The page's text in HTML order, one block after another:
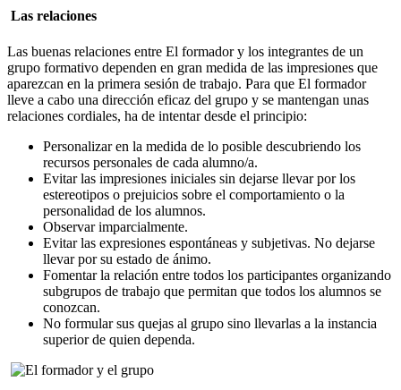
Las relaciones
Las buenas relaciones entre El formador y los integrantes de un
grupo formativo dependen en gran medida de las impresiones que
aparezcan en la primera sesión de trabajo. Para que El formador
lleve a cabo una dirección eficaz del grupo y se mantengan unas
relaciones cordiales, ha de intentar desde el principio:
Personalizar en la medida de lo posible descubriendo los
recursos personales de cada alumno/a.
Evitar las impresiones iniciales sin dejarse llevar por los
estereotipos o prejuicios sobre el comportamiento o la
personalidad de los alumnos.
Observar imparcialmente.
Evitar las expresiones espontáneas y subjetivas. No dejarse
llevar por su estado de ánimo.
Fomentar la relación entre todos los participantes organizando
subgrupos de trabajo que permitan que todos los alumnos se
conozcan.
No formular sus quejas al grupo sino llevarlas a la instancia
superior de quien dependa.